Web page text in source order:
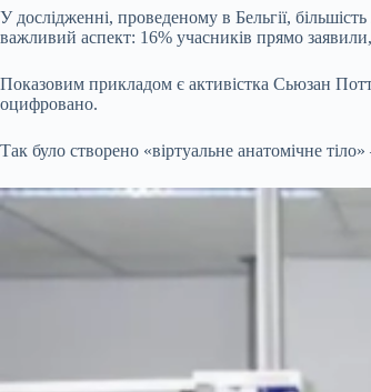
У дослідженні, проведеному в Бельгії,
важливий аспект: 16% учасників прямо
Показовим прикладом є активістка Сьюзан
оцифровано.
Так було створено «віртуальне анатомічне